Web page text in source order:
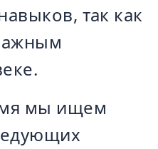
так как
мы ищем